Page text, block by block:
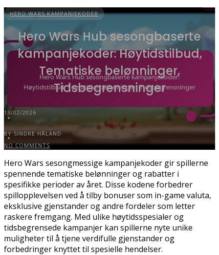
HERO WARS KAMPANJEKODER
Hero Wars Hub sesongbaserte
kampanjekoder: Høytidstilbud,
Tematiske belønninger,
Tidsbegrensninger
13/02/2026
BY SINDRE HÅLAND
NO COMMENTS
Hero Wars sesongmessige kampanjekoder gir spillerne
spennende tematiske belønninger og rabatter i
spesifikke perioder av året. Disse kodene forbedrer
spillopplevelsen ved å tilby bonuser som in-game valuta,
eksklusive gjenstander og andre fordeler som letter
raskere fremgang. Med ulike høytidsspesialer og
tidsbegrensede kampanjer kan spillerne nyte unike
muligheter til å tjene verdifulle gjenstander og
forbedringer knyttet til spesielle hendelser.